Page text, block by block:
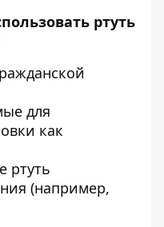
ртуть
для
как
ртуть
(например,